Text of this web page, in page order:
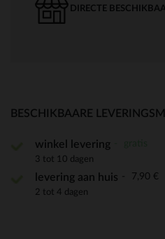
DIRECTE
BESCHIKBAARE
winkel levering
3 tot 10 dagen
levering aan huis 7,90 €
2 tot 4 dagen